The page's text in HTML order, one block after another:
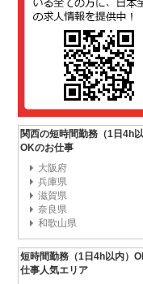
関西の短時間勤務（1日4h以
OKのお仕事
大阪府
兵庫県
滋賀県
奈良県
和歌山県
短時間勤務（1日4h以内）
仕事人気エリア